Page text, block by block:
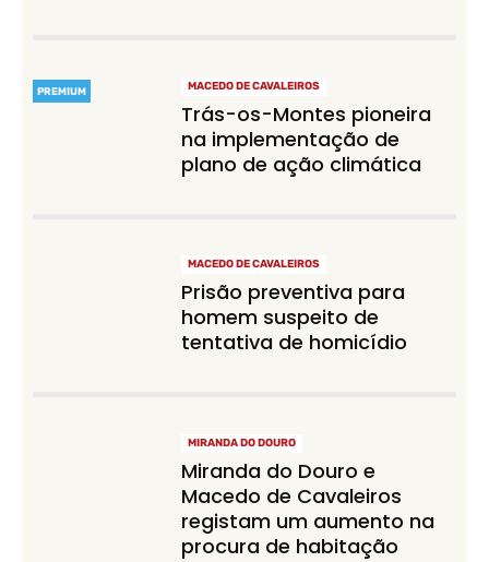
PREMIUM MACEDO DE CAVALEIROS
Trás-os-Montes pioneira
na implementação de
plano de ação climática
MACEDO DE CAVALEIROS
Prisão preventiva para
homem suspeito de
tentativa de homicídio
MIRANDA DO DOURO
Miranda do Douro e
Macedo de Cavaleiros
registam um aumento na
procura de habitação